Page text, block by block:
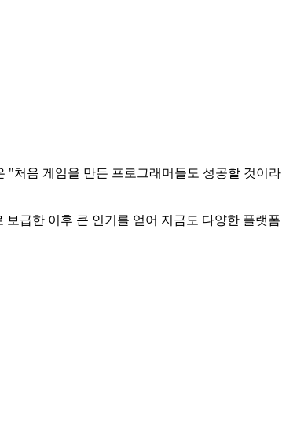
"처음 게임을 만든 프로그래머들도 성공할 것이라
급한 이후 큰 인기를 얻어 지금도 다양한 플랫폼